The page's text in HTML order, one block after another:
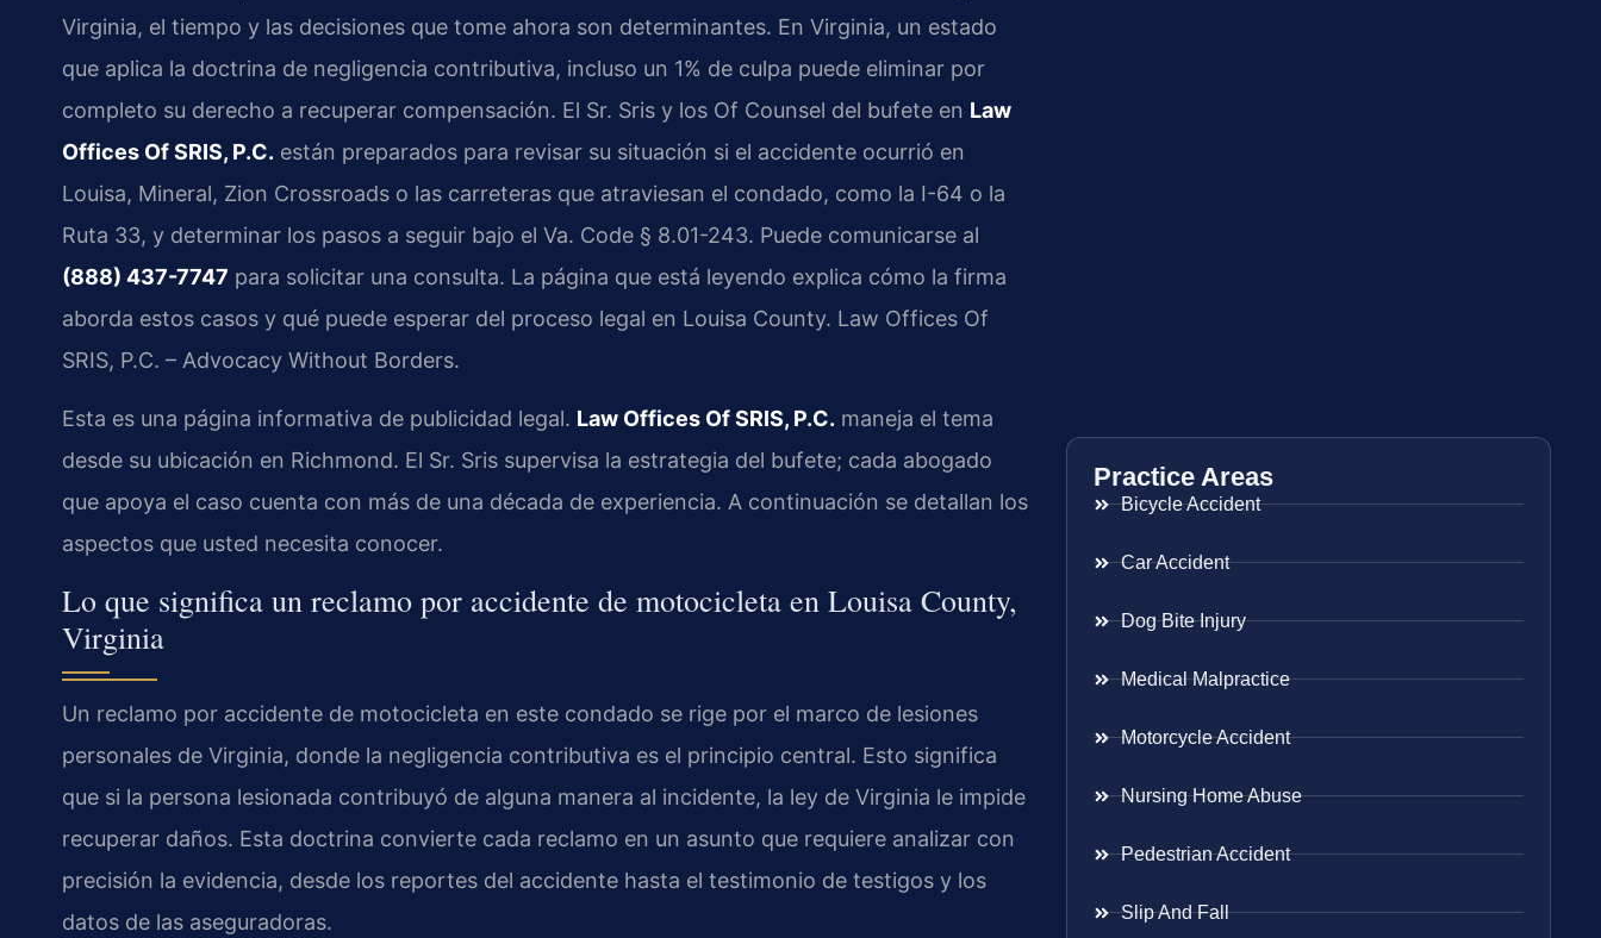
Virginia, el tiempo y las decisiones que tome ahora son determinantes. En Virginia, un estado
que aplica la doctrina de negligencia contributiva, incluso un 1% de culpa puede eliminar por
completo su derecho a recuperar compensación. El Sr. Sris y los Of Counsel del bufete en Law
Offices Of SRIS, P.C. están preparados para revisar su situación si el accidente ocurrió en
Louisa, Mineral, Zion Crossroads o las carreteras que atraviesan el condado, como la I-64 o la
Ruta 33, y determinar los pasos a seguir bajo el Va. Code § 8.01-243. Puede comunicarse al
(888) 437-7747 para solicitar una consulta. La página que está leyendo explica cómo la firma
aborda estos casos y qué puede esperar del proceso legal en Louisa County. Law Offices Of
SRIS, P.C. – Advocacy Without Borders.
Esta es una página informativa de publicidad legal. Law Offices Of SRIS, P.C. maneja el tema
desde su ubicación en Richmond. El Sr. Sris supervisa la estrategia del bufete; cada abogado
que apoya el caso cuenta con más de una década de experiencia. A continuación se detallan los
aspectos que usted necesita conocer.
Lo que significa un reclamo por accidente de motocicleta en Louisa County,
Virginia
Un reclamo por accidente de motocicleta en este condado se rige por el marco de lesiones
personales de Virginia, donde la negligencia contributiva es el principio central. Esto significa
que si la persona lesionada contribuyó de alguna manera al incidente, la ley de Virginia le impide
recuperar daños. Esta doctrina convierte cada reclamo en un asunto que requiere analizar con
precisión la evidencia, desde los reportes del accidente hasta el testimonio de testigos y los
datos de las aseguradoras.
Practice Areas
Bicycle Accident
Car Accident
Dog Bite Injury
Medical Malpractice
Motorcycle Accident
Nursing Home Abuse
Pedestrian Accident
Slip And Fall